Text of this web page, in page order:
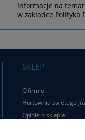
Informacje na
w zakładce Polityka
SKLEP
O firmie
Hurtownia świętego
Opinie o sklepie